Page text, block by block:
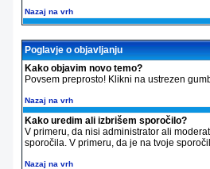
Nazaj na vrh
Poglavje o objavljanju
Kako objavim novo temo?
Povsem preprosto! Klikni na ustrezen
Nazaj na vrh
Kako uredim ali izbrišem sporočilo?
V primeru, da nisi administrator ali
sporočila. V primeru, da je na tvoje
Nazaj na vrh